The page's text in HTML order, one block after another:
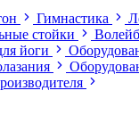
Гимнастика
стойки
йоги